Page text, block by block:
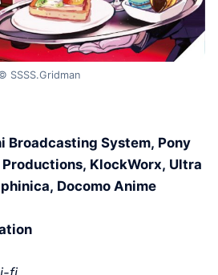
SSSS.Gridman
Broadcasting System, Pony
KlockWorx, Ultra
Docomo Anime